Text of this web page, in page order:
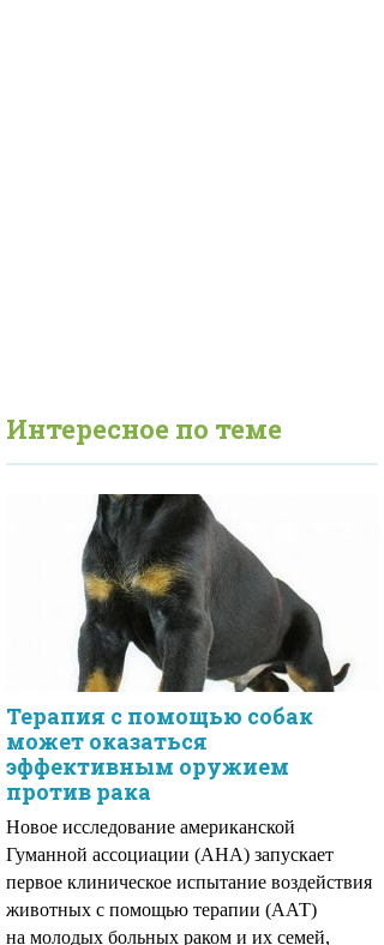
Интересное по теме
Терапия с помощью собак
может оказаться
эффективным оружием
против рака
Новое исследование американской
Гуманной ассоциации (AHA) запускает
первое клиническое испытание воздействия
животных с помощью терапии (ААТ)
на молодых больных раком и их семей,